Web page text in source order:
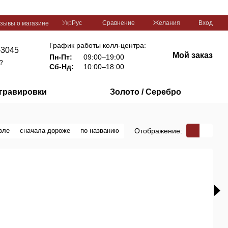
о магазине Укр Рус Сравнение Желания Вход
График работы колл-центра:
Пн-Пт:
09:00–19:00
Сб-Нд:
10:00–18:00
Мой заказ
Золото / Серебро
сначала дороже по названию Отображение: